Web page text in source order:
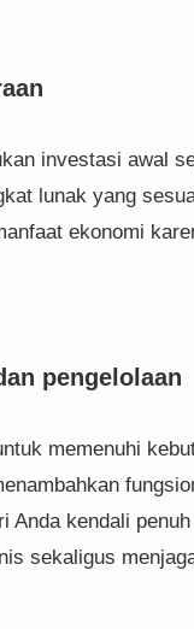
investasi awal
lunak yang
ekonomi
pengelolaan
memenuhi
Anda kendali
sekaligus